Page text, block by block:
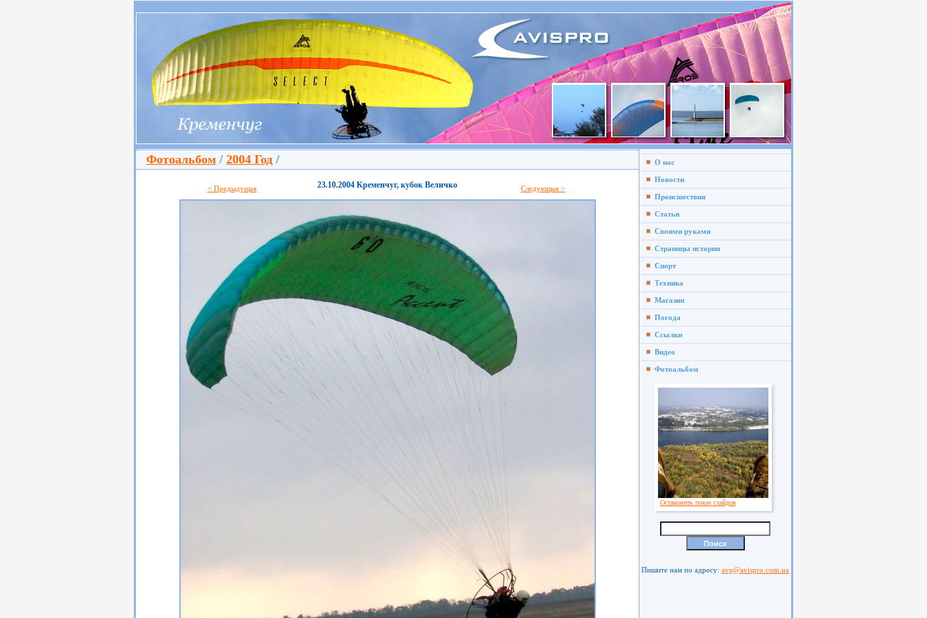
Фотоальбом / 2004 Год /
< Предыдущая 23.10.2004 Кременчуг, кубок Величко Следующая >
О нас
Новости
Происшествия
Статьи
Своими руками
Страницы истории
Спорт
Техника
Магазин
Погода
Ссылки
Видео
Фотоальбом
Остановить показ слайдов
Пишите нам по адресу: avp@avispro.com.ua